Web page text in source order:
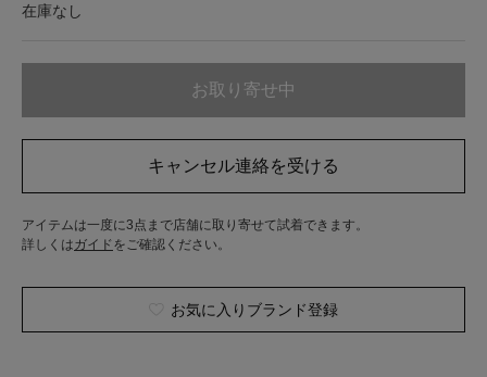
在庫なし
お取り寄せ中
キャンセル連絡を受ける
アイテムは一度に3点まで店舗に取り寄せて試着できます。
詳しくはガイド をご確認ください。
お気に入りブランド登録